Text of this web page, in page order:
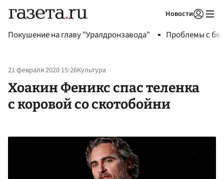
Новости
Покушение на главу "Уралдронзавода" Проблемы с
21 февраля 2020 15:26Культура
Хоакин Феникс спас теленка
с коровой со скотобойни